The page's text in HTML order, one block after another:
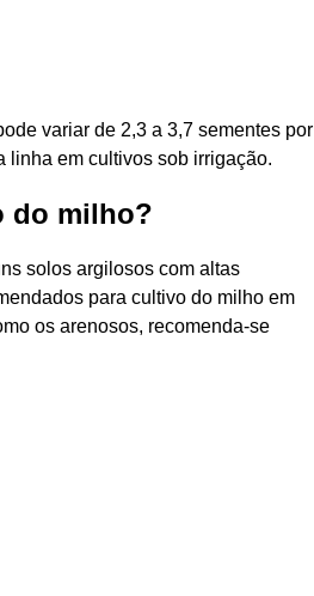
variar de 2,3 a 3,7 sementes por
linha em cultivos sob irrigação.
do milho?
solos argilosos com altas
para cultivo do milho em
os arenosos, recomenda-se